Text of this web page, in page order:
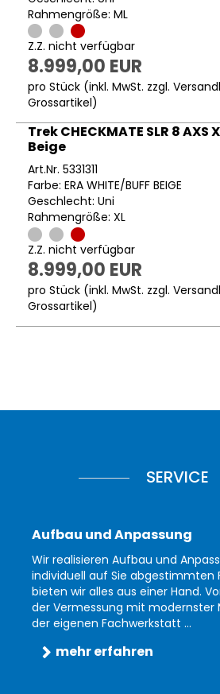
Rahmengröße: ML
Z.Z. nicht verfügbar
8.999,00 EUR
pro Stück (inkl. MwSt. zzgl.
Grossartikel)
Trek CHECKMATE SLR 8
Beige
Art.Nr. 5331311
Farbe: ERA WHITE/BUFF BEIGE
Geschlecht: Uni
Rahmengröße: XL
Z.Z. nicht verfügbar
8.999,00 EUR
pro Stück (inkl. MwSt. zzgl.
Grossartikel)
SERVICE
Aufbau und Anpassung
Wir realisieren Aufbau und
individuell auf Sie abgestimmten
bieten wir alles aus einer Hand.
der Vermessung mit modernster
der eigenen Fachwerkstatt ...
mehr erfahren